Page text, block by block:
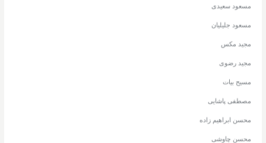
مسعود سعیدی
مسعود جلیلیان
مجید مکس
مجید رضوی
مسیح بیات
مصطفی پاشایی
محسن ابراهیم زاده
محسن چاوشی